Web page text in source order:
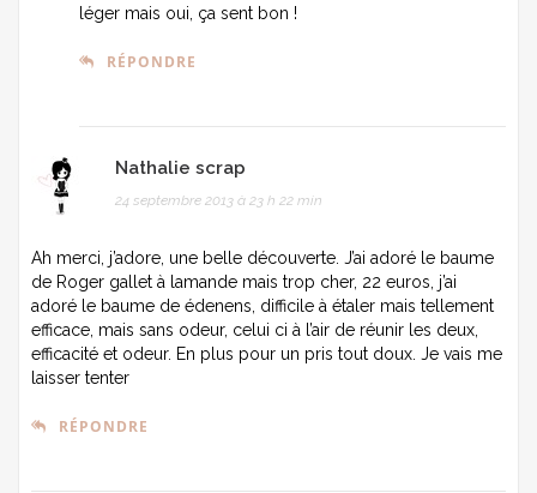
léger mais oui, ça sent bon !
RÉPONDRE
Nathalie scrap
24 septembre 2013 à 23 h 22 min
Ah merci, j’adore, une belle découverte. J’ai adoré le baume
de Roger gallet à lamande mais trop cher, 22 euros, j’ai
adoré le baume de édenens, difficile à étaler mais tellement
efficace, mais sans odeur, celui ci à l’air de réunir les deux,
efficacité et odeur. En plus pour un pris tout doux. Je vais me
laisser tenter
RÉPONDRE